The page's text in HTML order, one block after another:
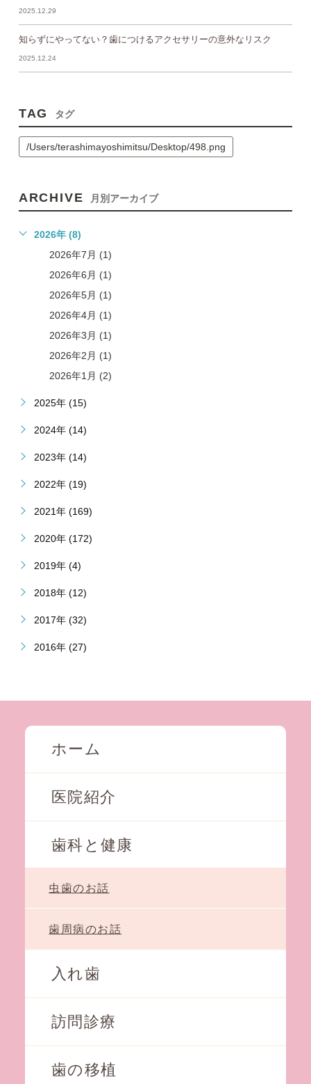
2025.12.29
知らずにやってない？歯につけるアクセサリーの意外なリスク
2025.12.24
TAG タグ
/Users/terashimayoshimitsu/Desktop/498.png
ARCHIVE 月別アーカイブ
2026年 (8)
2026年7月 (1)
2026年6月 (1)
2026年5月 (1)
2026年4月 (1)
2026年3月 (1)
2026年2月 (1)
2026年1月 (2)
2025年 (15)
2024年 (14)
2023年 (14)
2022年 (19)
2021年 (169)
2020年 (172)
2019年 (4)
2018年 (12)
2017年 (32)
2016年 (27)
ホーム
医院紹介
歯科と健康
虫歯のお話
歯周病のお話
入れ歯
訪問診療
歯の移植